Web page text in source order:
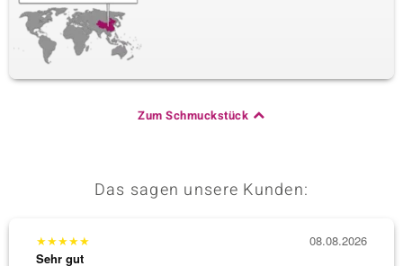
Zum Schmuckstück
Das sagen unsere Kunden:
★★★★★
Sehr gut
08.08.2026